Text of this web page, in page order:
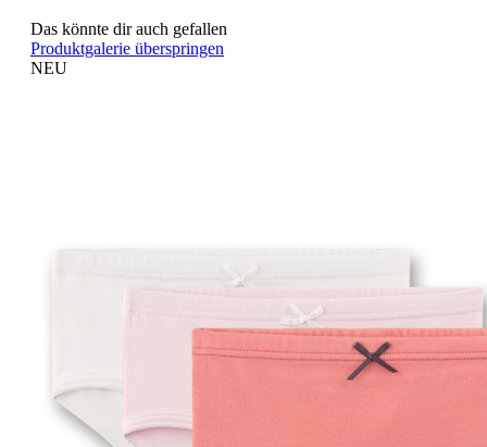
Das könnte dir auch gefallen
Produktgalerie überspringen
NEU